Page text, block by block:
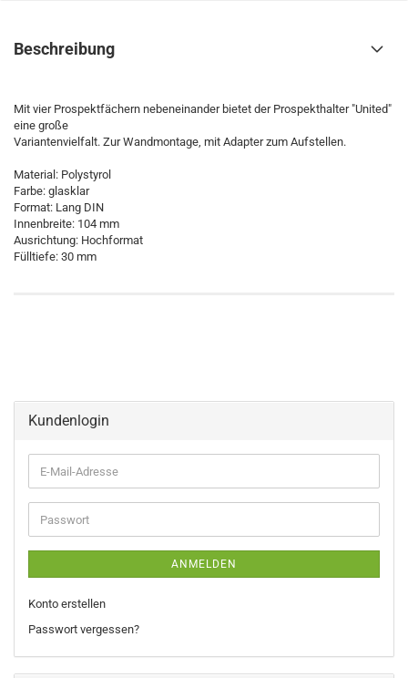
Beschreibung
Mit vier Prospektfächern nebeneinander bietet der Prospekthalter "United"
eine große
Variantenvielfalt. Zur Wandmontage, mit Adapter zum Aufstellen.
Material: Polystyrol
Farbe: glasklar
Format: Lang DIN
Innenbreite: 104 mm
Ausrichtung: Hochformat
Fülltiefe: 30 mm
Kundenlogin
E-
Mail-
Adresse
Passwort
ANMELDEN
Konto erstellen
Passwort vergessen?